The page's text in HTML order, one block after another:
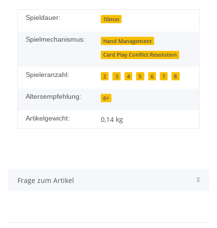
Spieldauer: 10min
Spielmechanismus: Hand Management
Card Play Conflict Resolution
Spieleranzahl: 2 3 4 5 6 7 8
Altersempfehlung: 6+
Artikelgewicht: 0,14 kg
Frage zum Artikel